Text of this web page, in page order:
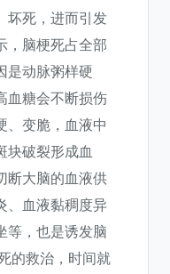
坏死，进而引发
，脑梗死占全部
是动脉粥样硬
血糖会不断损伤
、变脆，血液中
块破裂形成血
断大脑的血液供
、血液黏稠度异
等，也是诱发脑
的救治，时间就